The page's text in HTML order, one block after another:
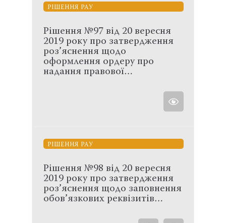
РІШЕННЯ РАУ
Рішення №97 від 20 вересня
2019 року про затвердження
роз’яснення щодо
оформлення ордеру про
надання правової…
РІШЕННЯ РАУ
Рішення №98 від 20 вересня
2019 року про затвердження
роз’яснення щодо заповнення
обов’язкових реквізитів…